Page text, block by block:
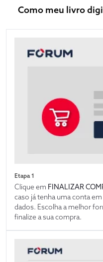
Como meu livro
Etapa 1
Clique em FINALIZAR
caso já tenha uma conta
dados. Escolha a melhor
finalize a sua compra.